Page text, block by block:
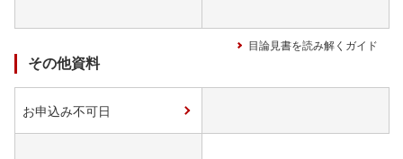
目論見書を読み解くガイド
その他資料
お申込み不可日